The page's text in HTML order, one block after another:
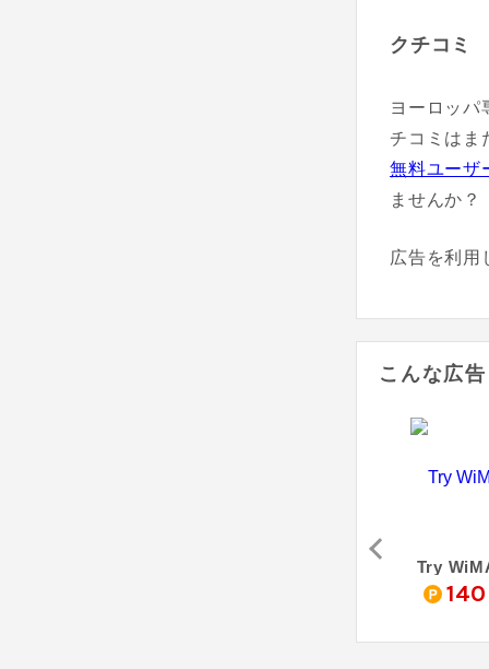
クチコミ
ヨーロッパ
チコミはま
無料ユーザ
ませんか？
広告を利用
こんな広
Try
140